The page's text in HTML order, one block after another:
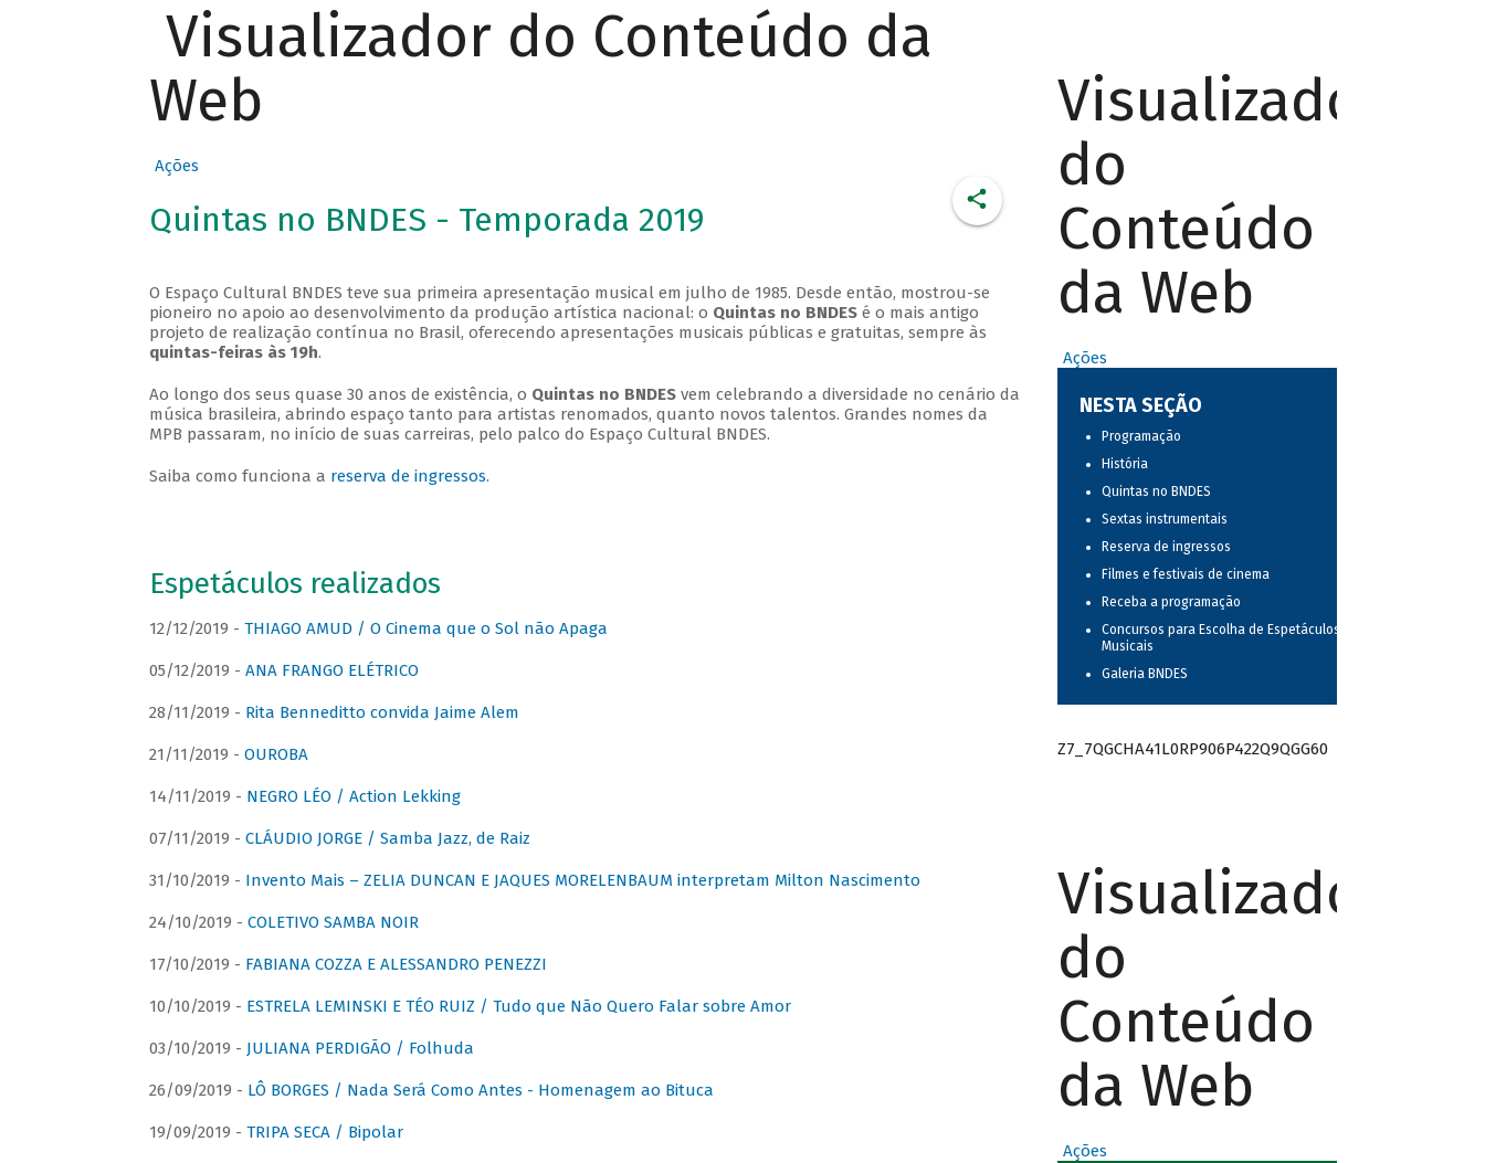
Visualizador do Conteúdo da
Web
Ações
Quintas no BNDES - Temporada 2019
O Espaço Cultural BNDES teve sua primeira apresentação musical em julho de 1985. Desde então, mostrou-se
pioneiro no apoio ao desenvolvimento da produção artística nacional: o Quintas no BNDESé o mais antigo
projeto de realização contínua no Brasil, oferecendo apresentações musicais públicas e gratuitas, sempre às
quintas-feiras às 19h.
Ao longo dos seus quase 30 anos de existência, o Quintas no BNDESvem celebrando a diversidade no cenário da
música brasileira, abrindo espaço tanto para artistas renomados, quanto novos talentos. Grandes nomes da
MPB passaram, no início de suas carreiras, pelo palco do Espaço Cultural BNDES.
Saiba como funciona a reserva de ingressos.
Espetáculos realizados
12/12/2019 - THIAGO AMUD / O Cinema que o Sol não Apaga
05/12/2019 - ANA FRANGO ELÉTRICO
28/11/2019 - Rita Benneditto convida Jaime Alem
21/11/2019 - OUROBA
14/11/2019 - NEGRO LÉO / Action Lekking
07/11/2019 - CLÁUDIO JORGE / Samba Jazz, de Raiz
31/10/2019 - Invento Mais – ZELIA DUNCAN E JAQUES MORELENBAUM interpretam Milton Nascimento
24/10/2019 - COLETIVO SAMBA NOIR
17/10/2019 - FABIANA COZZA E ALESSANDRO PENEZZI
10/10/2019 - ESTRELA LEMINSKI E TÉO RUIZ / Tudo que Não Quero Falar sobre Amor
03/10/2019 - JULIANA PERDIGÃO / Folhuda
26/09/2019 - LÔ BORGES / Nada Será Como Antes - Homenagem ao Bituca
19/09/2019 - TRIPA SECA / Bipolar
Visualizador
do
Conteúdo
da Web
Ações
NESTA SEÇÃO
Programação
História
Quintas no BNDES
Sextas instrumentais
Reserva de ingressos
Filmes e festivais de cinema
Receba a programação
Concursos para Escolha de Espetáculos
Musicais
Galeria BNDES
Z7_7QGCHA41L0RP906P422Q9QGG60
Visualizador
do
Conteúdo
da Web
Ações